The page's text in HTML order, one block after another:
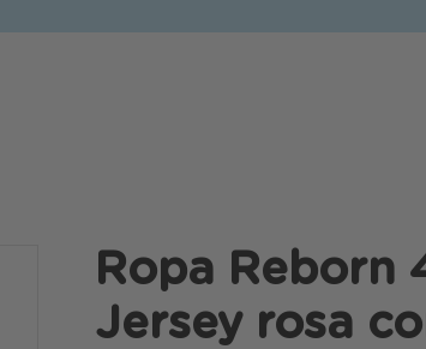
Ropa Reborn
Jersey rosa